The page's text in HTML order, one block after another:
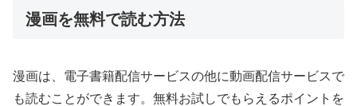
漫画を無料で読む方法
漫画は、電子書籍配信サービスの他に動画配信サービスで
も読むことができます。無料お試しでもらえるポイントを